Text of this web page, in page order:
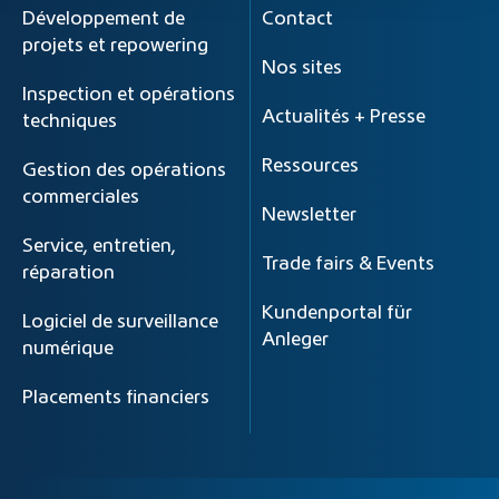
Développement de
projets et repowering
Inspection et opérations
techniques
Gestion des opérations
commerciales
Service, entretien,
réparation
Logiciel de surveillance
numérique
Placements financiers
Contact
Nos sites
Actualités + Presse
Ressources
Newsletter
Trade fairs & Events
Kundenportal für
Anleger